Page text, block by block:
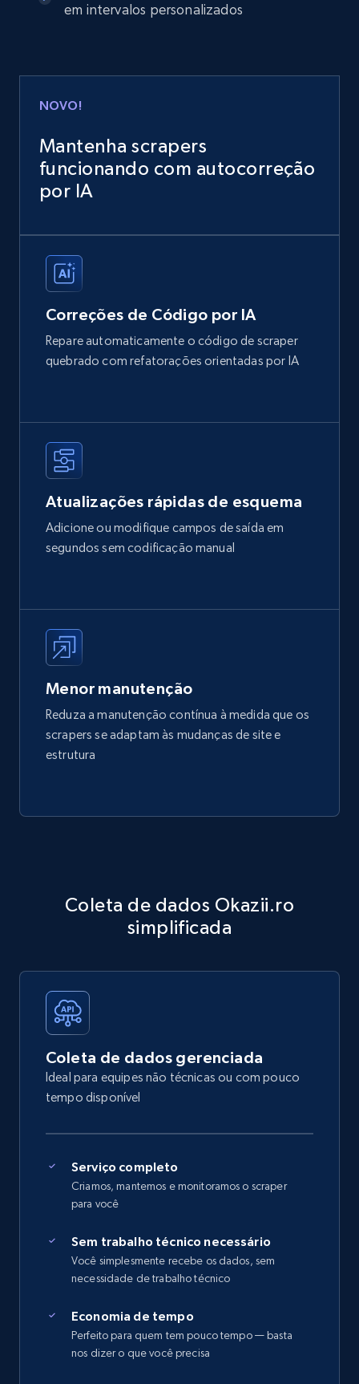
em intervalos personalizados
NOVO!
Mantenha scrapers
funcionando com autocorreção
por IA
Correções de Código por IA
Repare automaticamente o código de scraper
quebrado com refatorações orientadas por IA
Atualizações rápidas de esquema
Adicione ou modifique campos de saída em
segundos sem codificação manual
Menor manutenção
Reduza a manutenção contínua à medida que os
scrapers se adaptam às mudanças de site e
estrutura
Coleta de dados Okazii.ro
simplificada
Coleta de dados gerenciada
Ideal para equipes não técnicas ou com pouco
tempo disponível
Serviço completo
Criamos, mantemos e monitoramos o scraper
para você
Sem trabalho técnico necessário
Você simplesmente recebe os dados, sem
necessidade de trabalho técnico
Economia de tempo
Perfeito para quem tem pouco tempo — basta
nos dizer o que você precisa